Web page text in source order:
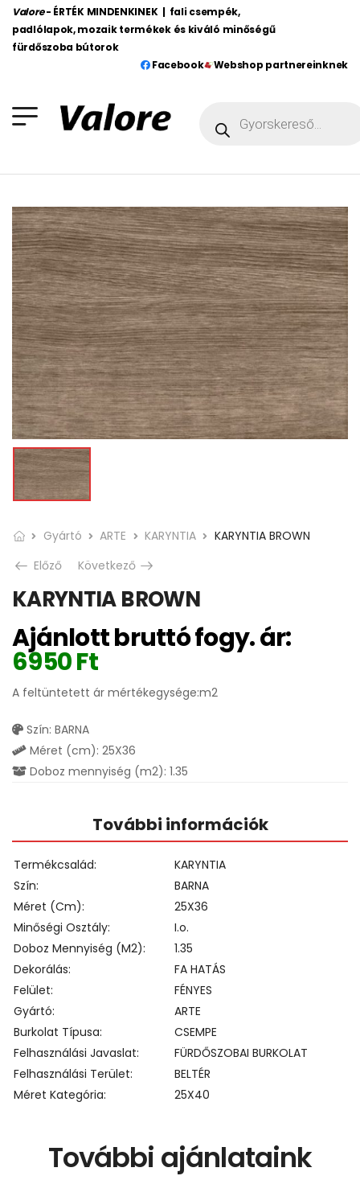
Valore - ÉRTÉK MINDENKINEK | fali csempék,
padlólapok, mozaik termékek és kiváló minőségű
fürdőszoba bútorok
Facebook
Webshop partnereinknek
Gyártó ARTE KARYNTIA
KARYNTIA BROWN
Előző
Következő
KARYNTIA BROWN
Ajánlott bruttó fogy. ár:
6950Ft
A feltüntetett ár mértékegysége:m2
Szín: BARNA
Méret (cm): 25X36
Doboz mennyiség (m2): 1.35
További információk
Termékcsalád
KARYNTIA
Szín
BARNA
Méret (cm)
25X36
Minőségi Osztály
I.o.
Doboz Mennyiség (m2)
1.35
Dekorálás
FA HATÁS
Felület
FÉNYES
Gyártó
ARTE
Burkolat Típusa
CSEMPE
Felhasználási Javaslat
FÜRDŐSZOBAI BURKOLAT
Felhasználási Terület
BELTÉR
Méret Kategória
25X40
További ajánlataink